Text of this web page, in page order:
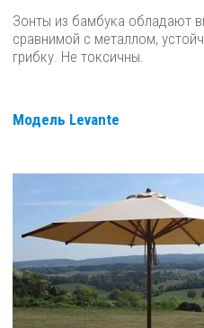
Зонты из бамбука обладают
сравнимой с металлом,
грибку. Не токсичны.
Модель Levante